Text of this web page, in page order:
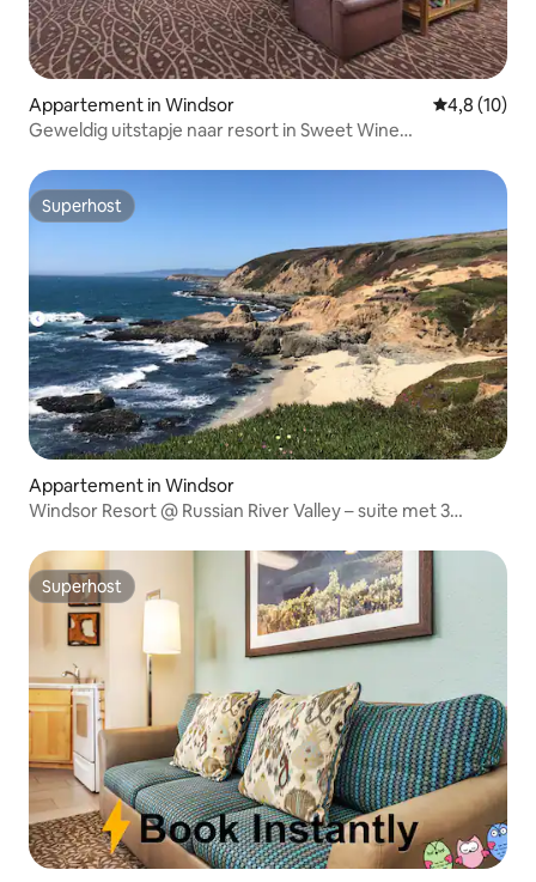
Appartement in Windsor
4,8 (10)
Geweldig uitstapje naar resort in Sweet Wine
Superhost
Superhost
Appartement in Windsor
Windsor Resort @ Russian River Valley – suite met 3
Superhost
Superhost